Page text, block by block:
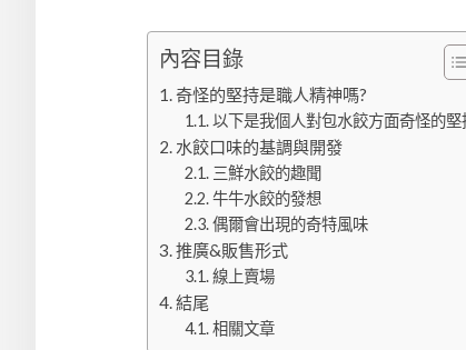
內容目錄
奇怪的堅持是職人精神嗎?
以下是我個人對包水餃方面奇怪的堅
水餃口味的基調與開發
三鮮水餃的趣聞
牛牛水餃的發想
偶爾會出現的奇特風味
推廣&販售形式
線上賣場
結尾
相關文章